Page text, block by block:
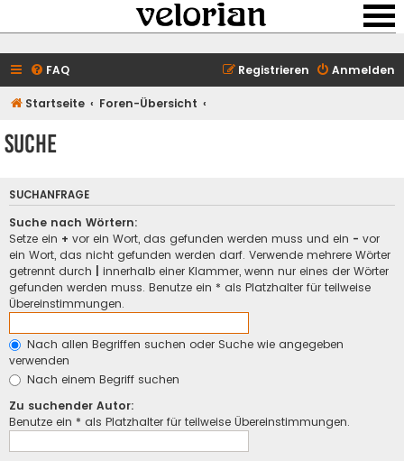
FAQ Anmelden
Registrieren
Startseite Foren-Übersicht
Suche
SUCHANFRAGE
Suche nach Wörtern:
Setze ein + vor ein Wort, das gefunden werden muss und ein - vor
ein Wort, das nicht gefunden werden darf. Verwende mehrere Wörter
getrennt durch
innerhalb einer Klammer, wenn nur eines der Wörter
gefunden werden muss. Benutze ein * als Platzhalter für teilweise
Übereinstimmungen.
Nach allen Begriffen suchen oder Suche wie angegeben
verwenden
Nach einem Begriff suchen
Zu suchender Autor:
Benutze ein * als Platzhalter für teilweise Übereinstimmungen.